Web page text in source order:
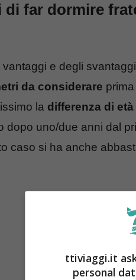
far dormire
e degli
da considerare
la differenza di
dopo uno/due anni dal
caso si ha anche
ttiviaggi.it
personal